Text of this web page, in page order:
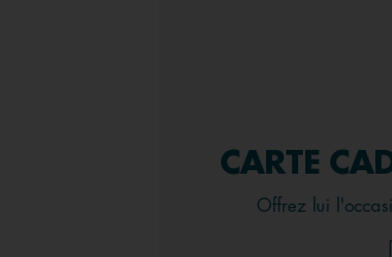
CARTE
Offrez lui